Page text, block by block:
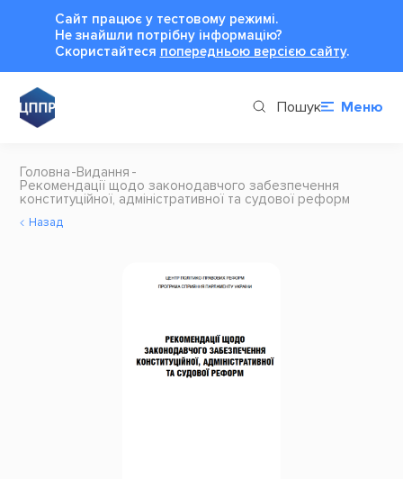
Сайт працює у тестовому режимі.
Не знайшли потрібну інформацію?
Cкористайтеся попередньою версією сайту.
Пошук Меню
Головна Видання
Рекомендації щодо законодавчого забезпечення
конституційної, адміністративної та судової реформ
Назад